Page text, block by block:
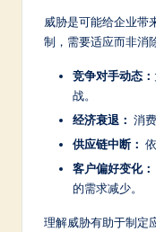
威胁是可能给企业带
制，需要适应而非消
竞争对手动态：
战。
经济衰退： 消
供应链中断：
客户偏好变化：
的需求减少。
理解威胁有助于制定